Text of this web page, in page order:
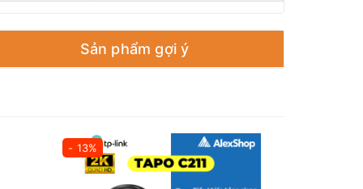
Sản phẩm gợi ý
- 13%